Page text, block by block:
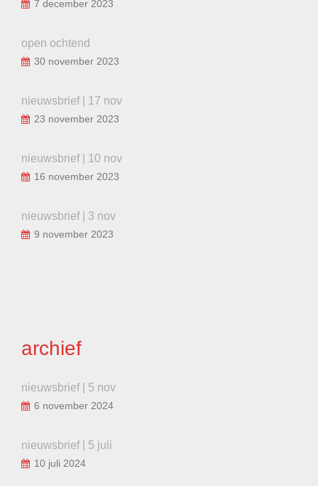
7 december 2023
open ochtend
30 november 2023
nieuwsbrief | 17 nov
23 november 2023
nieuwsbrief | 10 nov
16 november 2023
nieuwsbrief | 3 nov
9 november 2023
archief
nieuwsbrief | 5 nov
6 november 2024
nieuwsbrief | 5 juli
10 juli 2024